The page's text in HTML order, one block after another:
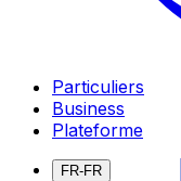
Particuliers
Business
Plateforme
FR-FR